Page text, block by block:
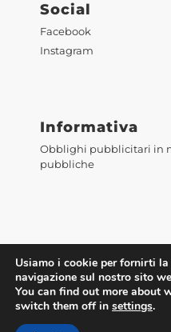
Social
Facebook
Instagram
Informativa
Obblighi pubblicitari in
pubbliche
Usiamo i cookie per fornirti
navigazione sul nostro sito
You can find out more about
switch them off in settings.